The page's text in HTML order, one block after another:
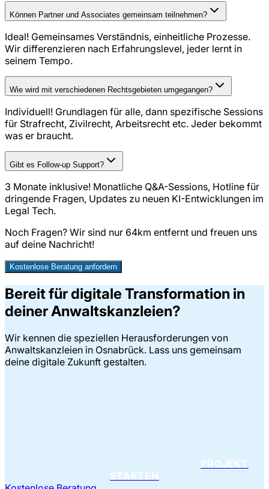
Können Partner und Associates gemeinsam teilnehmen?
Ideal! Gemeinsames Verständnis, einheitliche Prozesse.
Wir differenzieren nach Erfahrungslevel, jeder lernt in
seinem Tempo.
Wie wird mit verschiedenen Rechtsgebieten umgegangen?
Individuell! Grundlagen für alle, dann spezifische Sessions
für Strafrecht, Zivilrecht, Arbeitsrecht etc. Jeder bekommt
was er braucht.
Gibt es Follow-up Support?
3 Monate inklusive! Monatliche Q&A-Sessions, Hotline für
dringende Fragen, Updates zu neuen KI-Entwicklungen im
Legal Tech.
Noch Fragen? Wir sind nur 64km entfernt und freuen uns
auf deine Nachricht!
Kostenlose Beratung anfordern
Bereit für digitale Transformation in
deiner Anwaltskanzleien?
Wir kennen die speziellen Herausforderungen von
Anwaltskanzleien in Osnabrück. Lass uns gemeinsam
deine digitale Zukunft gestalten.
PROJEKT
STARTEN